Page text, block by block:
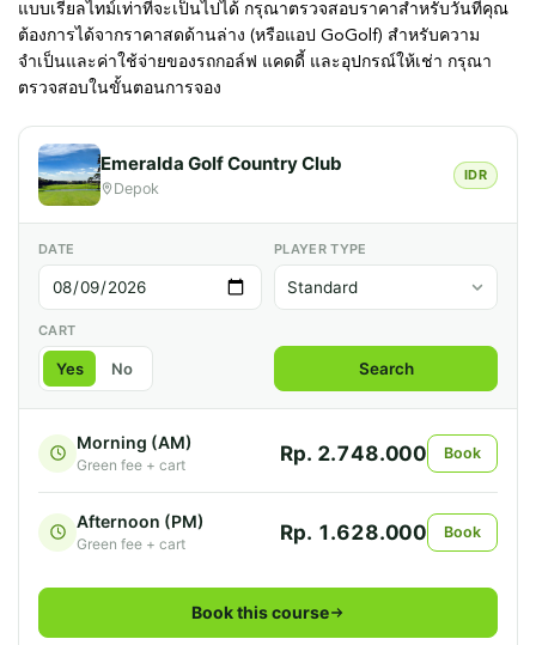
แบบเรียลไทม์เท่าที่จะเป็นไปได้ กรุณาตรวจสอบราคาสำหรับวันที่คุณ
ต้องการได้จากราคาสดด้านล่าง (หรือแอป GoGolf) สำหรับความ
จำเป็นและค่าใช้จ่ายของรถกอล์ฟ แคดดี้ และอุปกรณ์ให้เช่า กรุณา
ตรวจสอบในขั้นตอนการจอง